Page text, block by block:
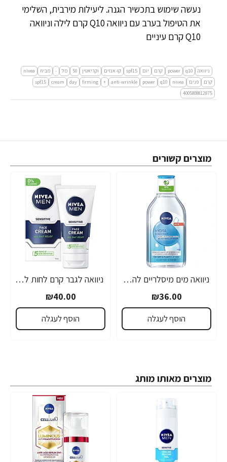
נעשה שימוש בתכשיר הגנה. ליעילות מירבית, השלימי
את הטיפול בערב עם ניוואה Q10 קרם לילה וניוואה
Q10 קרם עיניים
ניוואה q10
power קרם יום spf15 קו-אנזים וקריאטין 50 מל - מבית
nivea
קרם
פנים nivea
q10
power
anti-wrinkle
+
firming
day
cream
spf15
4005808812875
מוצרים קשורים
ניוואה מים מיסלריים להסרת איפור וניקוי הפנים עם חומצה היאלורונית 400 מ"ל - מבית NIVEA
₪36.00
הוסף לעגלה
ניוואה לגבר קרם לחות לפנים לעור רגיש 75 מ"ל - מבית NIVEA
₪40.00
הוסף לעגלה
מוצרים מאותו מותג